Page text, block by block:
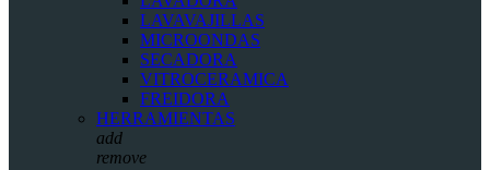
LAVAVAJILLAS
MICROONDAS
SECADORA
VITROCERAMICA
FREIDORA
HERRAMIENTAS
add
remove